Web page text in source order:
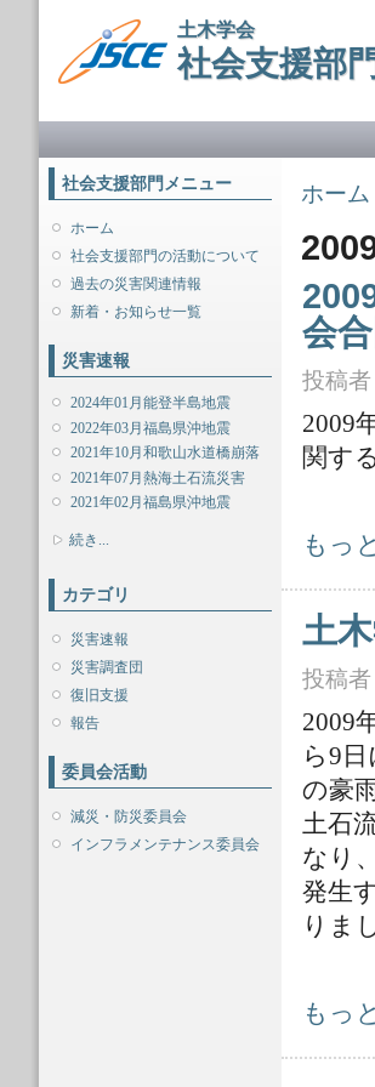
土木学会
社会支援部門
社会支援部門メニュー
ホーム
社会支援部門の活動について
過去の災害関連情報
新着・お知らせ一覧
災害速報
2024年01月能登半島地震
2022年03月福島県沖地震
2021年10月和歌山水道橋崩落
2021年07月熱海土石流災害
2021年02月福島県沖地震
表示
続き...
カテゴリ
災害速報
災害調査団
復旧支援
報告
委員会活動
減災・防災委員会
インフラメンテナンス委員会
現在地
ホーム
会
投稿者
2009
関す
2009年台
もっ
土
投稿者
2009
ら9
の豪
土石
なり
発生
りま
土木学会
もっ